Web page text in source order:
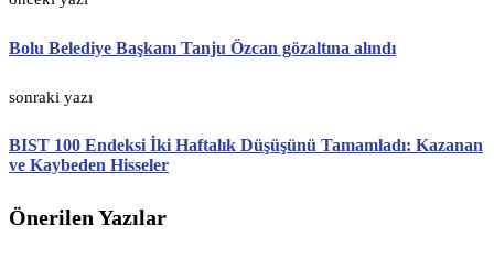
Bolu Belediye Başkanı Tanju Özcan gözaltına alındı
sonraki yazı
BIST 100 Endeksi İki Haftalık Düşüşünü Tamamladı: Kazanan
ve Kaybeden Hisseler
Önerilen Yazılar